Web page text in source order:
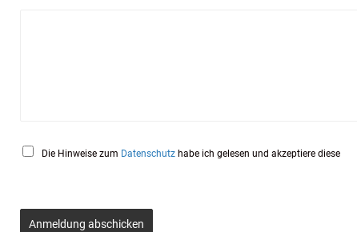
Die Hinweise zum Datenschutz habe ich gelesen und akzeptiere diese
Anmeldung abschicken